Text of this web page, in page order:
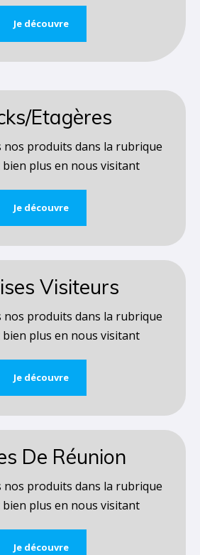
Je découvre
Etagères
nos produits dans la rubrique
plus en nous visitant
Je découvre
Visiteurs
nos produits dans la rubrique
plus en nous visitant
Je découvre
De Réunion
nos produits dans la rubrique
plus en nous visitant
Je découvre